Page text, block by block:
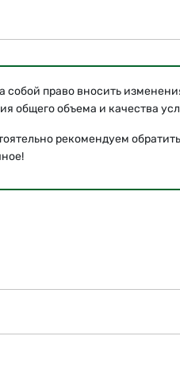
собой право вносить
общего объема и качества
рекомендуем